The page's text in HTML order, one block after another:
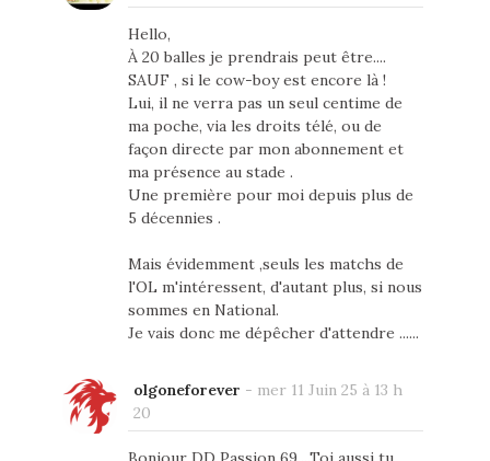
Hello,
À 20 balles je prendrais peut être....
SAUF , si le cow-boy est encore là !
Lui, il ne verra pas un seul centime de
ma poche, via les droits télé, ou de
façon directe par mon abonnement et
ma présence au stade .
Une première pour moi depuis plus de
5 décennies .
Mais évidemment ,seuls les matchs de
l'OL m'intéressent, d'autant plus, si nous
sommes en National.
Je vais donc me dépêcher d'attendre ......
olgoneforever - mer 11 Juin 25 à 13 h
20